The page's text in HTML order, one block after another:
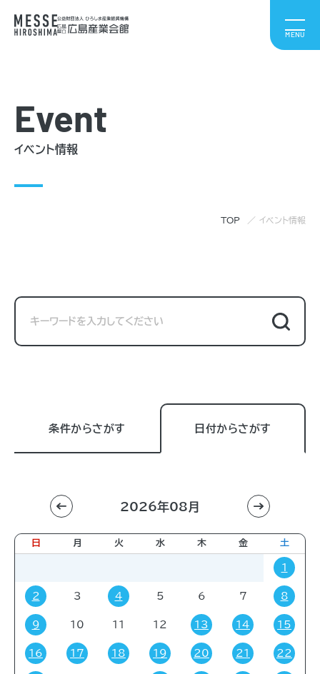
Event
イベント情報
TOP イベント情報
条件からさがす 日付からさがす
利用目的
すべて 進学相談会 講習会
販売会 展示会 イベント コミック・ゲーム
その他
2026年08月
日 月 火 水 木 金 土
1
2 3 4 5 6 7 8
9 10 11 12 13 14 15
16 17 18 19 20 21 22